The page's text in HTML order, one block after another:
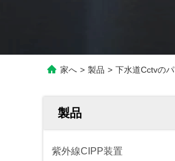
家へ > 製品 > 下水道Cctvの
製品
紫外線CIPP装置